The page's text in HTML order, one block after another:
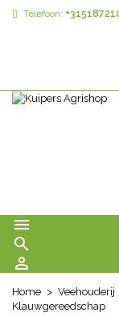
Telefoon:



Home Veehouderij
Klauwgereedschap